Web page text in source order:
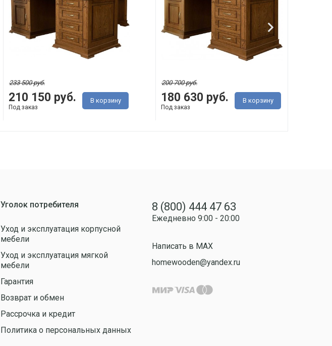
210 150 руб.
233 500 руб.
Под заказ
В корзину 180 630 руб.
200 700 руб.
Под заказ
В корзину
Уголок потребителя
Уход и эксплуатация корпусной
мебели
Уход и эксплуатация мягкой
мебели
Гарантия
Возврат и обмен
Рассрочка и кредит
Политика о персональных данных
8 (800) 444 47 63
Ежедневно 9:00 - 20:00
Написать в MAX
homewooden@yandex.ru